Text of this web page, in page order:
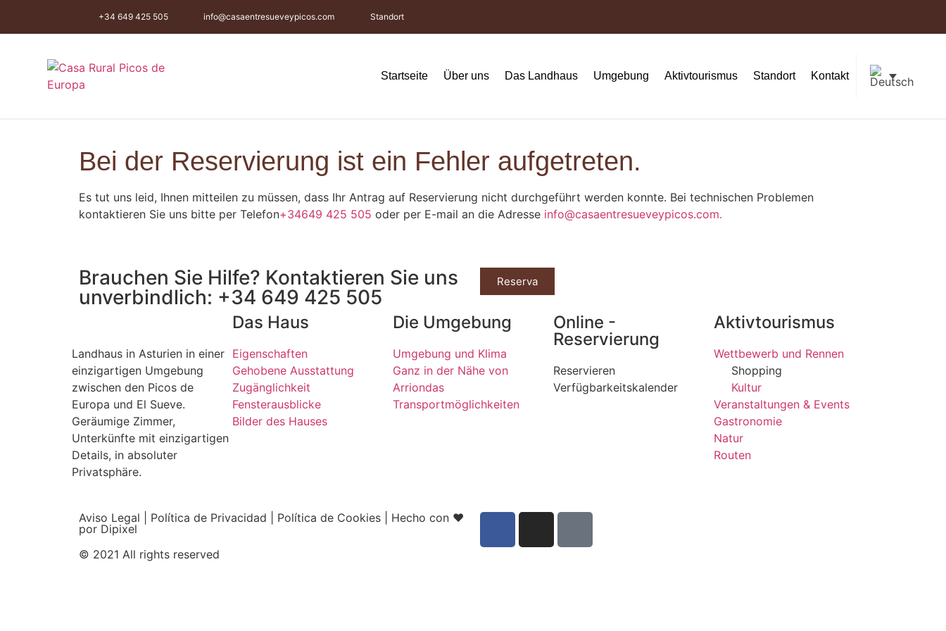
+34 649 425 505 info@casaentresueveypicos.com Standort
Startseite Über uns Das Landhaus Umgebung Aktivtourismus Standort Kontakt
Bei der Reservierung ist ein Fehler aufgetreten.
Es tut uns leid, Ihnen mitteilen zu müssen, dass Ihr Antrag auf Reservierung nicht durchgeführt werden konnte. Bei technischen Problemen
kontaktieren Sie uns bitte per Telefon+34649 425 505 oder per E-mail an die Adresse info@casaentresueveypicos.com.
Brauchen Sie Hilfe? Kontaktieren Sie uns
unverbindlich: +34 649 425 505
Reserva
Landhaus in Asturien in einer
einzigartigen Umgebung
zwischen den Picos de
Europa und El Sueve.
Geräumige Zimmer,
Unterkünfte mit einzigartigen
Details, in absoluter
Privatsphäre.
Das Haus
Eigenschaften
Gehobene Ausstattung
Zugänglichkeit
Fensterausblicke
Bilder des Hauses
Die Umgebung
Umgebung und Klima
Ganz in der Nähe von
Arriondas
Transportmöglichkeiten
Online -
Reservierung
Reservieren
Verfügbarkeitskalender
Aktivtourismus
Wettbewerb und Rennen
Shopping
Kultur
Veranstaltungen & Events
Gastronomie
Natur
Routen
Aviso Legal Política de Privacidad Política de Cookies
Hecho con ❤
por Dipixel
© 2021 All rights reserved